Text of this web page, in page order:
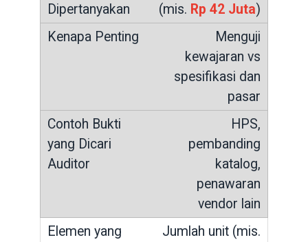
(mis. Rp 42 Juta)
Menguji
kewajaran vs
spesifikasi dan
pasar
HPS,
pembanding
katalog,
penawaran
vendor lain
Jumlah unit (mis.